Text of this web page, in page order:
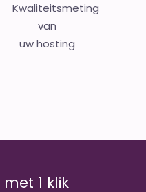
Kwaliteitsmeting
van
uw hosting
1 klik